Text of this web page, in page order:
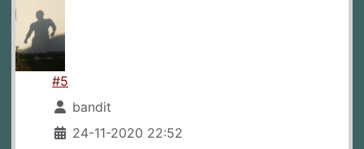
#5
bandit
24-11-2020 22:52